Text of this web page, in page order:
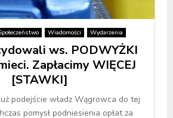
Wiadomości Wydarzenia
ws. PODWYŻKI
Zapłacimy WIĘCEJ
[STAWKI]
podejście władz Wągrowca do tej
pomysł podniesienia opłat za